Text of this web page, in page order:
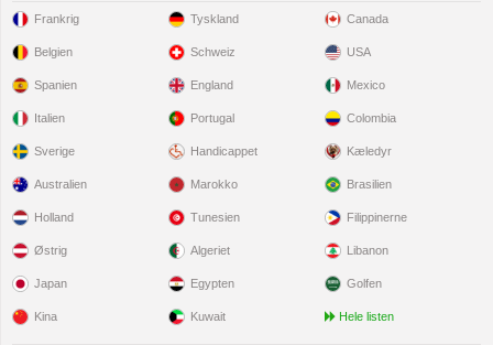
Frankrig
Belgien
Spanien
Italien
Sverige
Tyskland
Schweiz
England
Portugal
Handicappet
Canada
USA
Mexico
Colombia
Kæledyr
Australien
Holland
Østrig
Japan
Kina
Marokko
Tunesien
Algeriet
Egypten
Kuwait
Brasilien
Filippinerne
Libanon
Golfen
Hele listen